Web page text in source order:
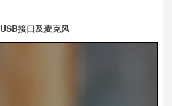
USB接口及麦克风